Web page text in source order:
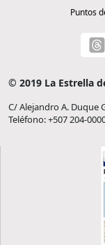
Puntos
© 2019 La Estrella
C/ Alejandro A. Duque
Teléfono: +507 204-